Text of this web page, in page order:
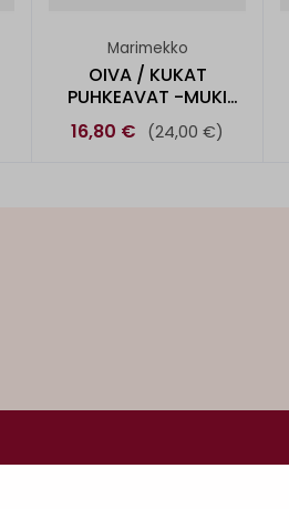
Marimekko
OIVA / KUKAT
PUHKEAVAT -MUKI
2,5DL
16,80 € (24,00 €)